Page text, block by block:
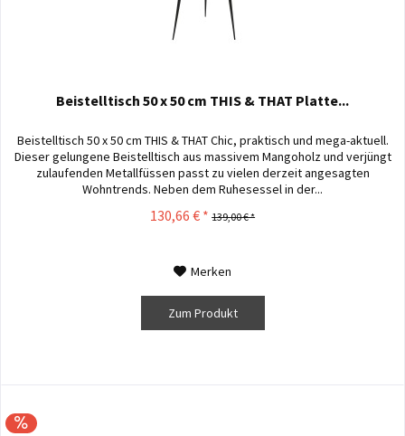
Beistelltisch 50 x 50 cm THIS & THAT Platte...
Beistelltisch 50 x 50 cm THIS & THAT Chic, praktisch und mega-aktuell.
Dieser gelungene Beistelltisch aus massivem Mangoholz und verjüngt
zulaufenden Metallfüssen passt zu vielen derzeit angesagten
Wohntrends. Neben dem Ruhesessel in der...
130,66 € * 139,00 € *
Merken
Zum Produkt